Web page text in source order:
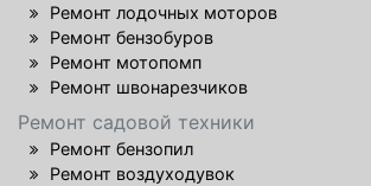
Ремонт лодочных моторов
Ремонт бензобуров
Ремонт мотопомп
Ремонт швонарезчиков
Ремонт садовой техники
Ремонт бензопил
Ремонт воздуходувок